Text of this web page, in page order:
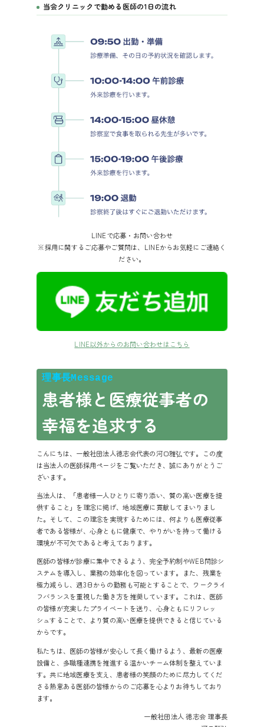
当会クリニックで勤める医師の1日の流れ
LINEで応募・お問い合わせ
※採用に関するご応募やご質問は、LINEからお気軽にご連絡く
ださい。
LINE以外からのお問い合わせはこちら
理事長Message
患者様と医療従事者の
幸福を追求する
こんにちは、一般社団法人徳志会代表の河口雅弘です。この度
は当法人の医師採用ページをご覧いただき、誠にありがとうご
ざいます。
当法人は、「患者様一人ひとりに寄り添い、質の高い医療を提
供すること」を理念に掲げ、地域医療に貢献してまいりまし
た。そして、この理念を実現するためには、何よりも医療従事
者である皆様が、心身ともに健康で、やりがいを持って働ける
環境が不可欠であると考えております。
医師の皆様が診療に集中できるよう、完全予約制やWEB問診シ
ステムを導入し、業務の効率化を図っています。また、残業を
極力減らし、週3日からの勤務も可能とすることで、ワークライ
フバランスを重視した働き方を推奨しています。これは、医師
の皆様が充実したプライベートを送り、心身ともにリフレッ
シュすることで、より質の高い医療を提供できると信じている
からです。
私たちは、医師の皆様が安心して長く働けるよう、最新の医療
設備と、多職種連携を推進する温かいチーム体制を整えていま
す。共に地域医療を支え、患者様の笑顔のために尽力してくだ
さる熱意ある医師の皆様からのご応募を心よりお待ちしており
ます。
一般社団法人 徳志会 理事長